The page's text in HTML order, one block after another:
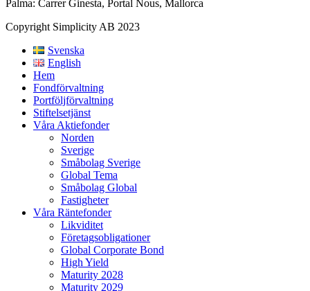
Palma: Carrer Ginesta, Portal Nous, Mallorca
Copyright Simplicity AB 2023
Svenska
English
Hem
Fondförvaltning
Portföljförvaltning
Stiftelsetjänst
Våra Aktiefonder
Norden
Sverige
Småbolag Sverige
Global Tema
Småbolag Global
Fastigheter
Våra Räntefonder
Likviditet
Företagsobligationer
Global Corporate Bond
High Yield
Maturity 2028
Maturity 2029